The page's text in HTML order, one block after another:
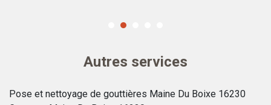
Autres services
Pose et nettoyage de gouttières Maine Du Boixe 16230